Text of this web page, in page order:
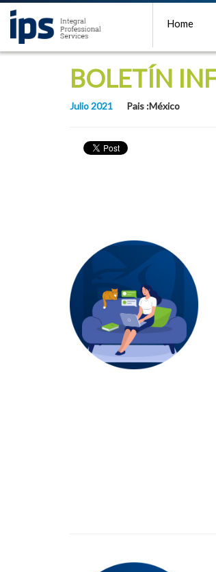
Home
BOLETÍN
Julio 2021 Pais :México